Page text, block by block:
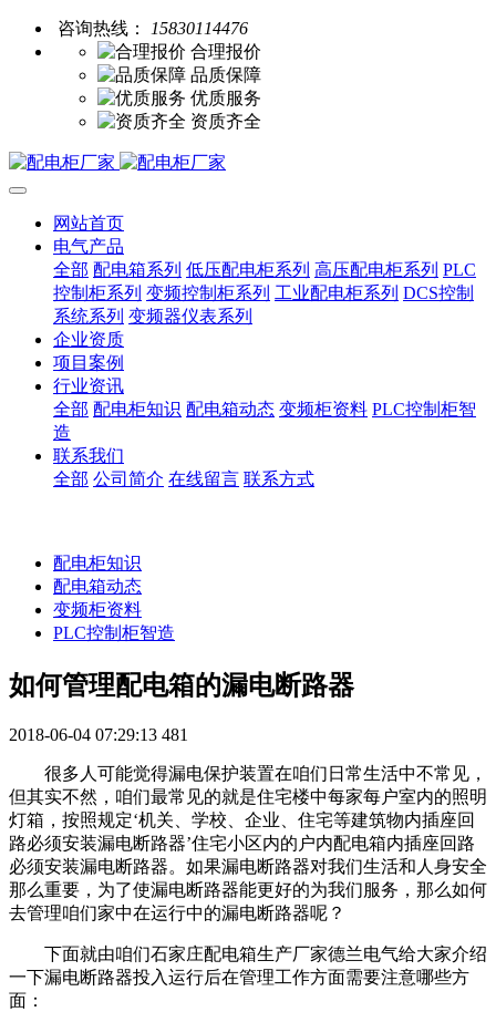
咨询热线：
15830114476
合理报价
品质保障
优质服务
资质齐全
网站首页
电气产品
全部 配电箱系列 低压配电柜系列 高压配电柜系列 PLC
控制柜系列 变频控制柜系列 工业配电柜系列 DCS控制
系统系列 变频器仪表系列
企业资质
项目案例
行业资讯
全部 配电柜知识 配电箱动态 变频柜资料 PLC控制柜智
造
联系我们
全部 公司简介 在线留言 联系方式
配电柜知识
配电箱动态
变频柜资料
PLC控制柜智造
如何管理配电箱的漏电断路器
2018-06-04 07:29:13 481
很多人可能觉得漏电保护装置在咱们日常生活中不常见，
但其实不然，咱们最常见的就是住宅楼中每家每户室内的照明
灯箱，按照规定‘机关、学校、企业、住宅等建筑物内插座回
路必须安装漏电断路器’住宅小区内的户内配电箱内插座回路
必须安装漏电断路器。如果漏电断路器对我们生活和人身安全
那么重要，为了使漏电断路器能更好的为我们服务，那么如何
去管理咱们家中在运行中的漏电断路器呢？
下面就由咱们石家庄配电箱生产厂家德兰电气给大家介绍
一下漏电断路器投入运行后在管理工作方面需要注意哪些方
面：